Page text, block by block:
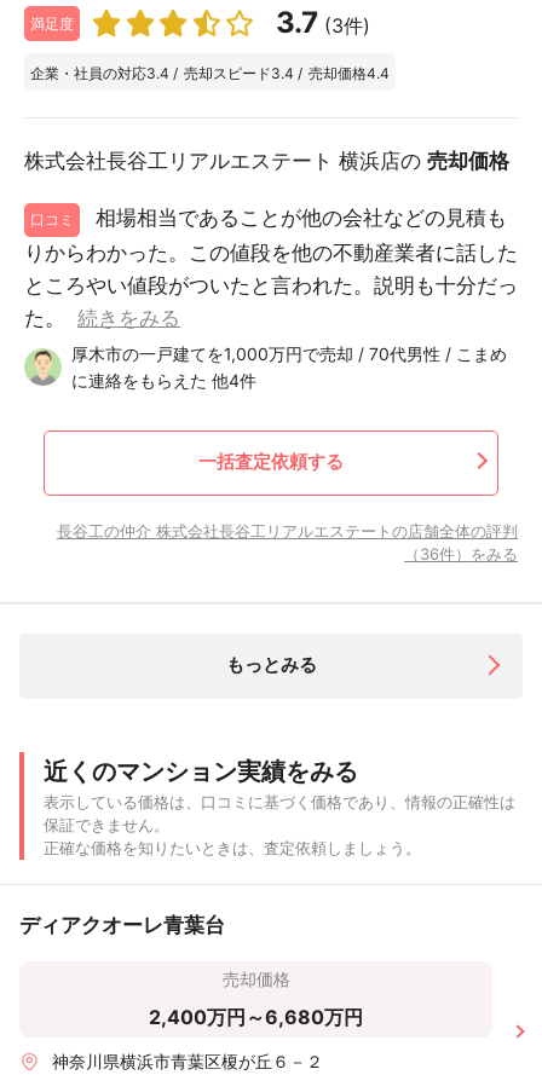
満足度 3.7 (3件)
企業・社員の対応3.4 / 売却スピード3.4 / 売却価格4.4
株式会社長谷工リアルエステート 横浜店の 売却価格
口コミ
相場相当であることが他の会社などの見積も
りからわかった。この値段を他の不動産業者に話した
ところやい値段がついたと言われた。説明も十分だっ
た。
続きをみる
厚木市の一戸建てを1,000万円で売却 / 70代男性 / こまめ
に連絡をもらえた 他4件
一括査定依頼する
長谷工の仲介 株式会社長谷工リアルエステートの店舗全体の評判
（36件）をみる
もっとみる
近くのマンション実績をみる
表示している価格は、口コミに基づく価格であり、情報の正確性は
保証できません。
正確な価格を知りたいときは、査定依頼しましょう。
ディアクオーレ青葉台
売却価格
2,400万円～6,680万円
神奈川県横浜市青葉区榎が丘６－２